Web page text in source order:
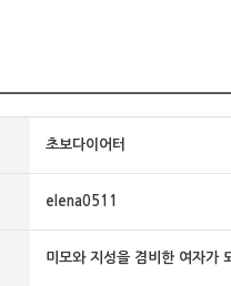
초보다이어터
elena0511
미모와 지성을 겸비한 여자가